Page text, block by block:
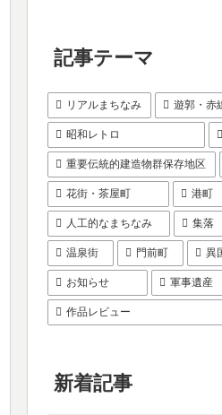
記事テーマ
リアルまちなみ 遊郭・赤
昭和レトロ
重要伝統的建造物群保存地区
花街・茶屋町 港町
人工的なまちなみ 集落
温泉街 門前町 異
お知らせ 軍事遺産
作品レビュー
新着記事